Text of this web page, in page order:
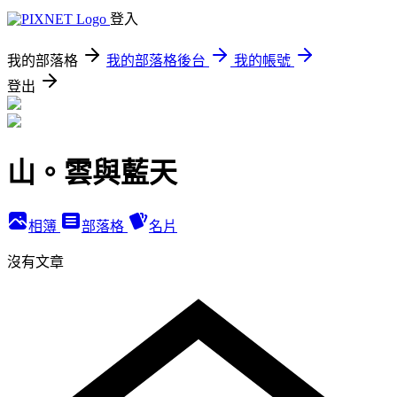
登入
我的部落格 我的部落格後台
我的帳號
登出
山。雲與藍天
相簿 部落格 名片
沒有文章